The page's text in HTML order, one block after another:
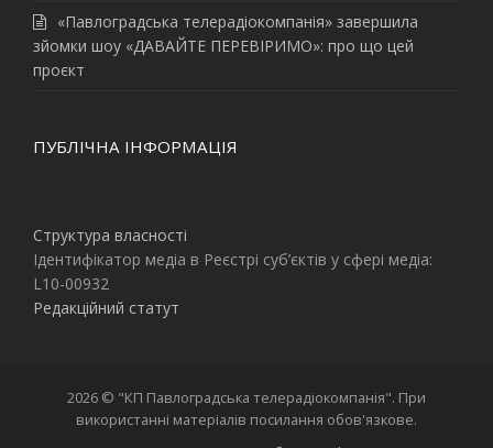
«Павлоградська телерадіокомпанія» завершила
зйомки шоу «ДАВАЙТЕ ПЕРЕВІРИМО»: про що цей
проєкт
ПУБЛІЧНА ІНФОРМАЦІЯ
Структура власності
Ідентифікатор медіа в Реєстрі суб’єктів у сфері медіа:
L10-00932
Редакційний статут
2026 © "КП Павлоградська телерадіокомпанія". При
використанні матеріалів посилання обов'язкове.